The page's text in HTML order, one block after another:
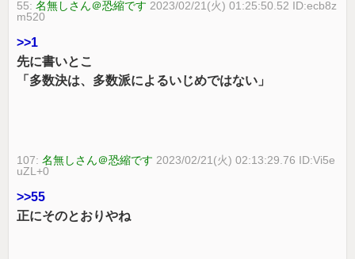
55:名無しさん＠恐縮です 2023/02/21(火) 01:25:50.52 ID:ecb8z
m520
>>1
先に書いとこ
「多数決は、多数派によるいじめではない」
107:名無しさん＠恐縮です 2023/02/21(火) 02:13:29.76 ID:Vi5e
uZL+0
>>55
正にそのとおりやね